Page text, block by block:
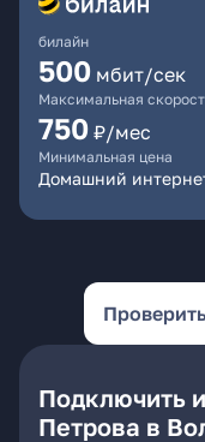
билайн
500 мбит/сек
Максимальная
750 ₽/мес
Минимальная цена
Домашний
Подключить
Петрова в